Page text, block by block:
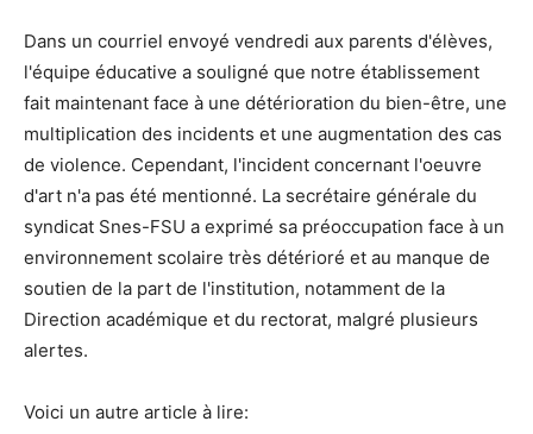
Dans un courriel envoyé vendredi aux parents d'élèves,
l'équipe éducative a souligné que notre établissement
fait maintenant face à une détérioration du bien-être, une
multiplication des incidents et une augmentation des cas
de violence. Cependant, l'incident concernant l'oeuvre
d'art n'a pas été mentionné. La secrétaire générale du
syndicat Snes-FSU a exprimé sa préoccupation face à un
environnement scolaire très détérioré et au manque de
soutien de la part de l'institution, notamment de la
Direction académique et du rectorat, malgré plusieurs
alertes.
Voici un autre article à lire: